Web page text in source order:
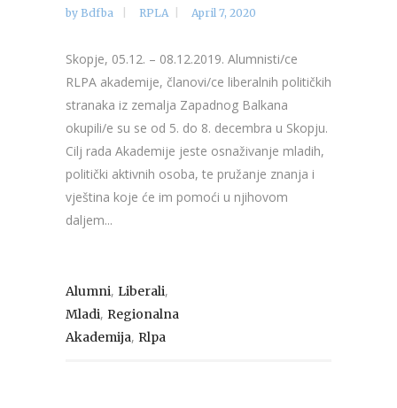
by Bdfba RPLA April 7, 2020
Skopje, 05.12. – 08.12.2019. Alumnisti/ce
RLPA akademije, članovi/ce liberalnih političkih
stranaka iz zemalja Zapadnog Balkana
okupili/e su se od 5. do 8. decembra u Skopju.
Cilj rada Akademije jeste osnaživanje mladih,
politički aktivnih osoba, te pružanje znanja i
vještina koje će im pomoći u njihovom
daljem...
Alumni, Liberali,
Mladi, Regionalna
Akademija, Rlpa